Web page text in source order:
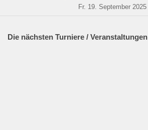
Fr. 19. September 2025
Die nächsten Turniere / Veranstaltungen